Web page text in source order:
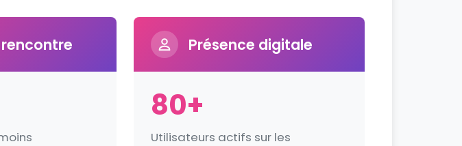
rencontre Présence digitale
80+
Utilisateurs actifs sur les